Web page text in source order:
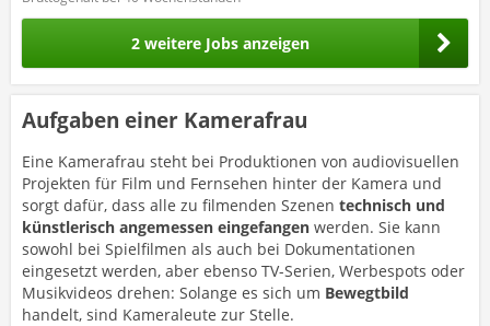
2 weitere Jobs anzeigen
Aufgaben einer Kamerafrau
Eine Kamerafrau steht bei Produktionen von audiovisuellen
Projekten für Film und Fernsehen hinter der Kamera und
sorgt dafür, dass alle zu filmenden Szenen technisch und
künstlerisch angemessen eingefangen werden. Sie kann
sowohl bei Spielfilmen als auch bei Dokumentationen
eingesetzt werden, aber ebenso TV-Serien, Werbespots oder
Musikvideos drehen: Solange es sich um Bewegtbild
handelt, sind Kameraleute zur Stelle.